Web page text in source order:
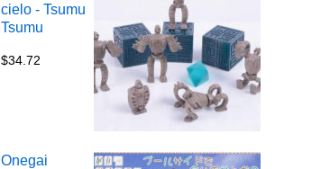
cielo - Tsumu
Tsumu
$34.72
Onegai